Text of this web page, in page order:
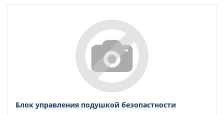
Блок управления подушкой безопастности